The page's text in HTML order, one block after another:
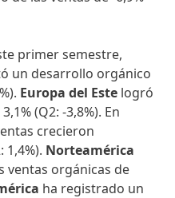
primer semestre,
un desarrollo orgánico
Europa del Este logró
(Q2: -3,8%). En
crecieron
1,4%). Norteamérica
ventas orgánicas de
ha registrado un